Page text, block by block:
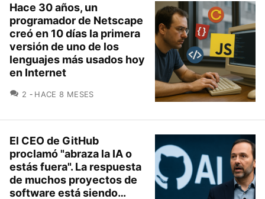
Hace 30 años, un
programador de Netscape
creó en 10 días la primera
versión de uno de los
lenguajes más usados hoy
en Internet
2 COMENTARIOS
HACE 8 MESES
El CEO de GitHub
proclamó "abraza la IA o
estás fuera". La respuesta
de muchos proyectos de
software está siendo…